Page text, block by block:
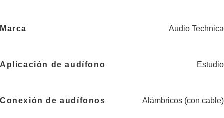
Marca Audio Technica
Aplicación de audífono Estudio
Conexión de audífonos Alámbricos (con cable)